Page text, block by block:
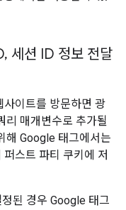
, 세션 ID 정보 전달
사이트를 방문하면 광
리 매개변수로 추가될
해 Google 태그에서는
스트 파티 쿠키에 저
정된 경우 Google 태그